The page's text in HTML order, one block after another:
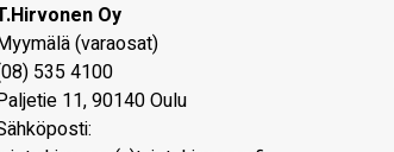
Oy
(varaosat)
535 4100
11,90140Oulu